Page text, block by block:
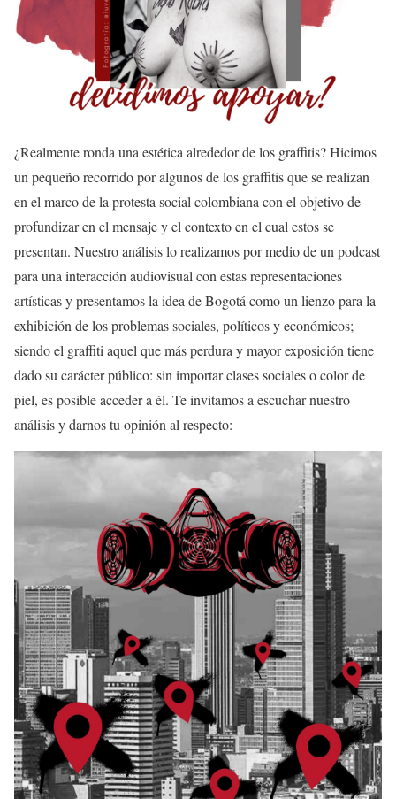
¿Realmente ronda una estética alrededor de los graffitis? Hicimos
un pequeño recorrido por algunos de los graffitis que se realizan
en el marco de la protesta social colombiana con el objetivo de
profundizar en el mensaje y el contexto en el cual estos se
presentan. Nuestro análisis lo realizamos por medio de un podcast
para una interacción audiovisual con estas representaciones
artísticas y presentamos la idea de Bogotá como un lienzo para la
exhibición de los problemas sociales, políticos y económicos;
siendo el graffiti aquel que más perdura y mayor exposición tiene
dado su carácter público: sin importar clases sociales o color de
piel, es posible acceder a él. Te invitamos a escuchar nuestro
análisis y darnos tu opinión al respecto: